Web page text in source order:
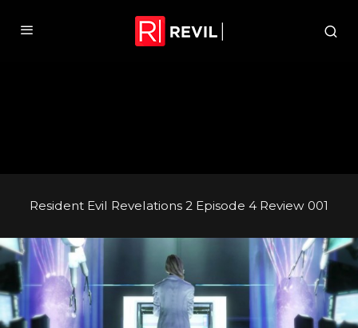
Resident Evil Revelations 2 Episode 4 Review 001